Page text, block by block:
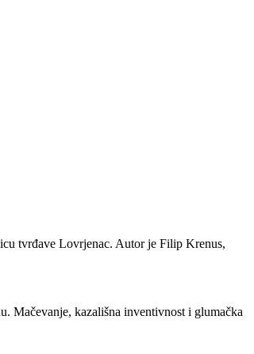
tvrđave Lovrjenac. Autor je Filip Krenus,
Mačevanje, kazališna inventivnost i glumačka